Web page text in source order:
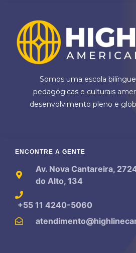
Somos uma escola
pedagógicas e culturais
desenvolvimento pleno e
ENCONTRE A GENTE
Av. Nova Cantareira,
do Alto, 134
+55 11 4240-5060